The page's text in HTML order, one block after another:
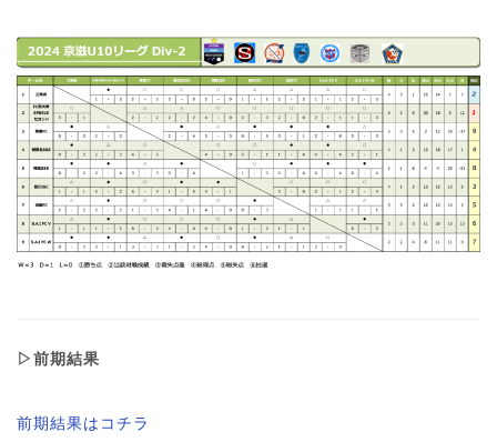
▷前期結果
前期結果はコチラ